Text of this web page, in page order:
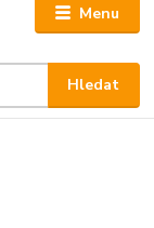
Menu
Hledat